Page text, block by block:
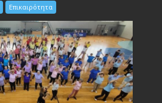
Επικαιρότητα